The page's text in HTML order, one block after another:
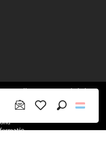
met alle Bretonse toeristische